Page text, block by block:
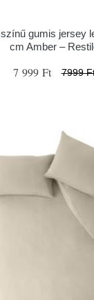
gumis jersey
cm Amber –
7 999 Ft 7999